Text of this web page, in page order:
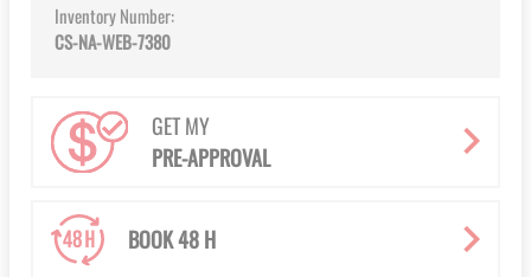
Inventory Number:
CS-NA-WEB-7380
GET MY
PRE-APPROVAL
BOOK 48 H